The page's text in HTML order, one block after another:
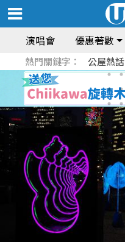
演唱會 優惠著數
熱門關鍵字： 公屋熱話